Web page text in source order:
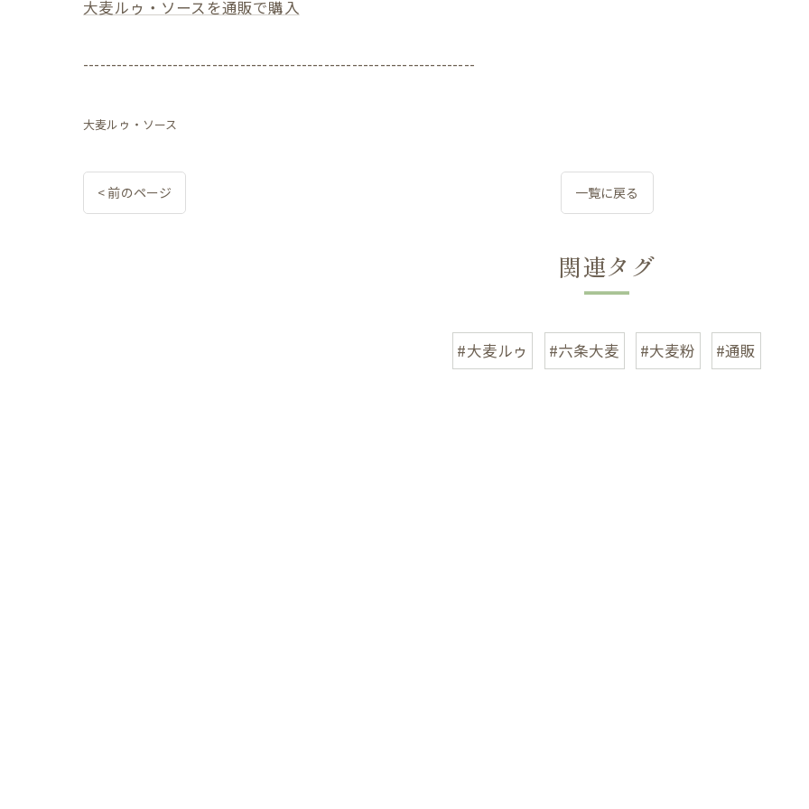
大麦ルゥ・ソースを通販で購入
----------------------------------------------------------------------
大麦ルゥ・ソース
< 前のページ 一覧に戻る
関連タグ
#大麦ルゥ #六条大麦 #大麦粉 #通販